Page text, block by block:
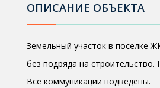
ОПИСАНИЕ ОБЪЕКТА
Земельный участок в поселке
без подряда на
Все коммуникации подведены.